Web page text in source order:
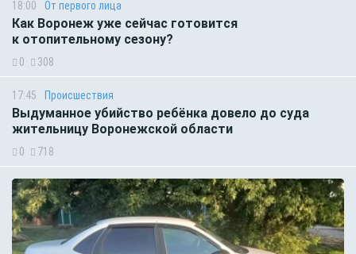
18:00 От первого лица
Как Воронеж уже сейчас готовится
к отопительному сезону?
0 308
17:45 Происшествия
Выдуманное убийство ребёнка довело до суда
жительницу Воронежской области
0 718